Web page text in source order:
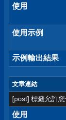
使用
使用示例
示例輸出結果
文章連結
[post] 標籤允許
使用